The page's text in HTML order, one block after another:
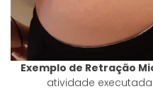
Exemplo de Retração
atividade